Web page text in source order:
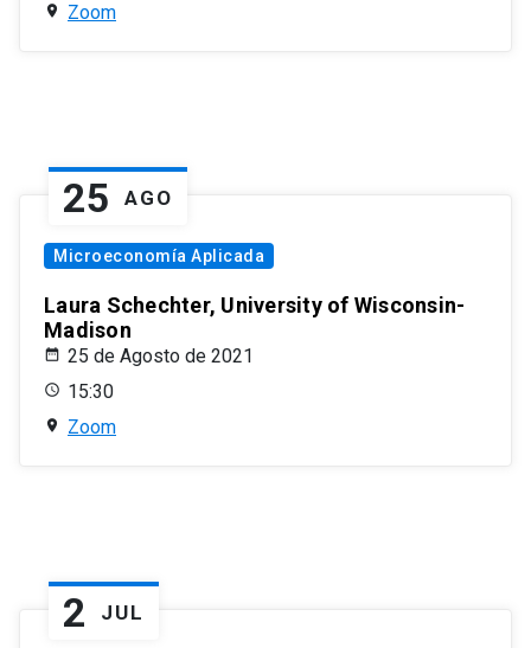
Zoom
25 AGO
Microeconomía Aplicada
Laura Schechter, University of Wisconsin-
Madison
25 de Agosto de 2021
15:30
Zoom
2 JUL